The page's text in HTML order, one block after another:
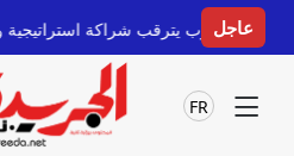
عاجل
يترقب شراكة استراتيجية واعدةقبل 9 ساعات
FR